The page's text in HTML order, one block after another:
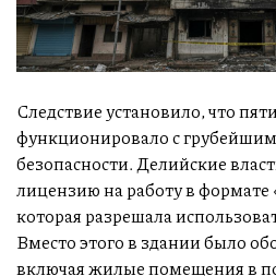
Следствие установило, что
функционировало с
безопасности. Делийские
лицензию на работу в формате
которая разрешала
Вместо этого в здании было
включая жилые помещения в